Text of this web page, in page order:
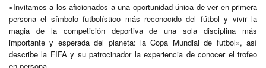
«Invitamos a los aficionados a una oportunidad única de ver en primera
persona el símbolo futbolístico más reconocido del fútbol y vivir la
magia de la competición deportiva de una sola disciplina más
importante y esperada del planeta: la Copa Mundial de futbol», así
describe la FIFA y su patrocinador la experiencia de conocer el trofeo